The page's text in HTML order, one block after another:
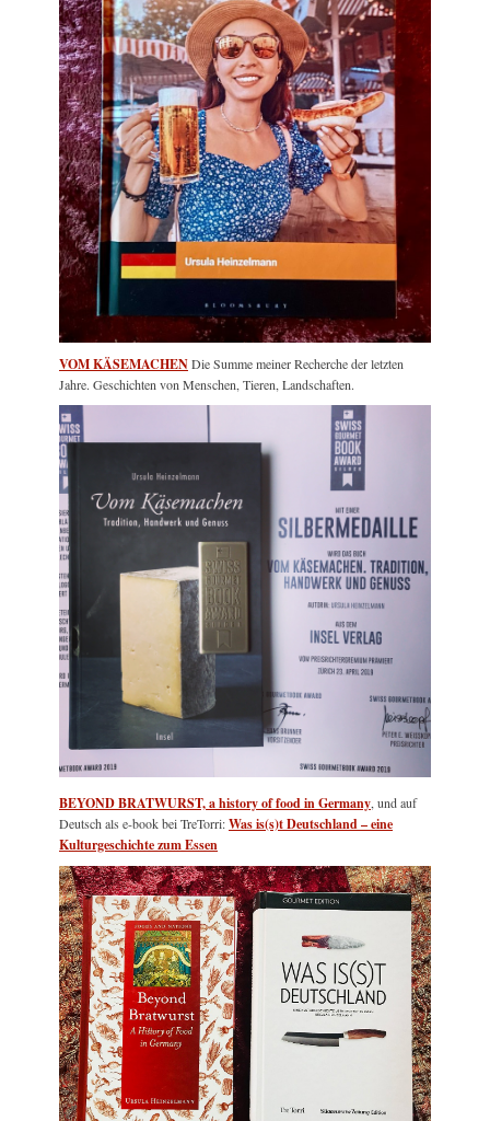
VOM KÄSEMACHENDie Summe meiner Recherche der letzten
Jahre. Geschichten von Menschen, Tieren, Landschaften.
BEYOND BRATWURST, a history of food in Germany, und auf
Deutsch als e-book bei TreTorri:Was is(s)t Deutschland – eine
Kulturgeschichte zum Essen